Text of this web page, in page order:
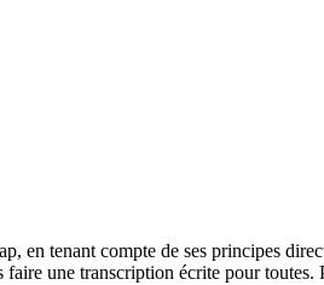
en tenant compte de ses principes
une transcription écrite pour toutes.